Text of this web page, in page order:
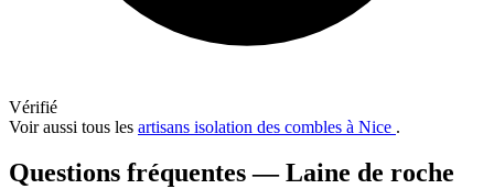
Vérifié
Voir aussi tous les artisans isolation des combles à Nice .
Questions fréquentes — Laine de roche